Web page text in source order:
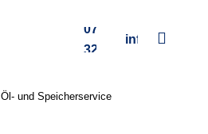
07132
321-0
Öl- und Speicherservice